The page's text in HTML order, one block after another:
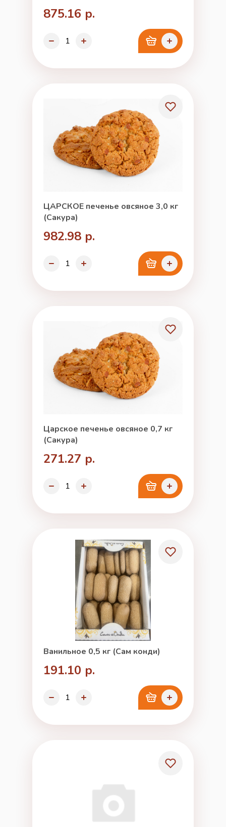
875.16 р.
ЦАРСКОЕ печенье овсяное 3,0 кг
(Сакура)
982.98 р.
Царское печенье овсяное 0,7 кг
(Сакура)
271.27 р.
Ванильное 0,5 кг (Сам конди)
191.10 р.